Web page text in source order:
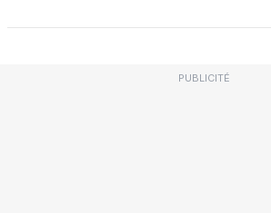
PUBLICITÉ